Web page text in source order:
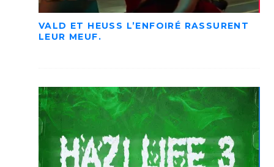
VALD ET HEUSS L’ENFOIRÉ RASSURENT
LEUR MEUF.